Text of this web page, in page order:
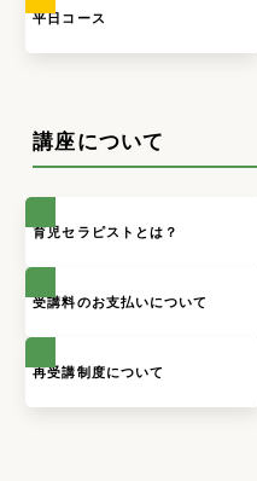
平日コース
講座について
育児セラピストとは？
受講料のお支払いについて
再受講制度について